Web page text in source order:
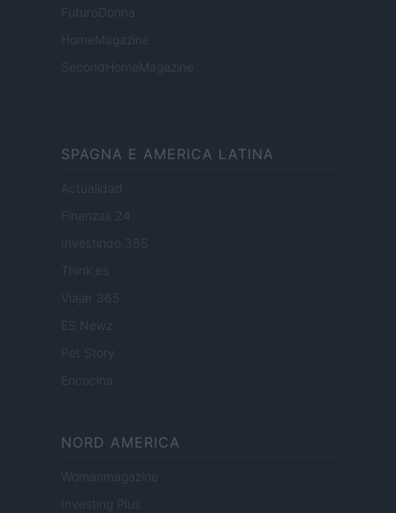
FuturoDonna
HomeMagazine
SecondHomeMagazine
SPAGNA E AMERICA LATINA
Actualidad
Finanzas 24
Investindo 365
Think.es
Viajar 365
ES Newz
Pet Story
Encocina
NORD AMERICA
Womanmagazine
Investing Plus